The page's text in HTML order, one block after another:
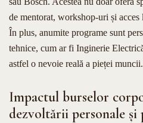
de mentorat, workshop-uri și
În plus, anumite programe sunt
tehnice, cum ar fi Inginerie
astfel o nevoie reală a pieței muncii.
Impactul burselor
dezvoltării personale și